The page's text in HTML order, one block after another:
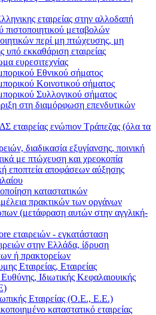
εταιρείας στην αλλοδαπή
πιστοποιητικού μεταβολών
περί μη πτώχευσης, μη
υπό εκκαθάριση εταιρείας
ευρεσιτεχνίας
Εθνικού σήματος
Κοινοτικού σήματος
Συλλογικού σήματος
στη διαμόρφωση επενδυτικών
εταιρείας ενώπιον Τράπεζας (όλα τα
διαδικασία εξυγίανσης, ποινική
με πτώχευση και χρεοκοπία
εποπτεία αποφάσεων αύξησης
καταστατικών
πρακτικών των οργάνων
(μετάφραση αυτών στην αγγλική-
εταιρειών - εγκατάσταση
στην Ελλάδα, ίδρυση
ή πρακτορείων
Εταιρείας, Εταιρείας
Ιδιωτικής Κεφαλαιουικής
Εταιρείας (Ο.Ε., Ε.Ε.)
καταστατικό εταιρείας